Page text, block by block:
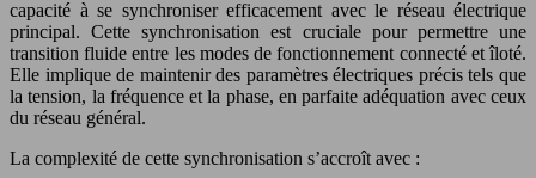
capacité à se synchroniser efficacement avec le réseau électrique
principal. Cette synchronisation est cruciale pour permettre une
transition fluide entre les modes de fonctionnement connecté et îloté.
Elle implique de maintenir des paramètres électriques précis tels que
la tension, la fréquence et la phase, en parfaite adéquation avec ceux
du réseau général.
La complexité de cette synchronisation s’accroît avec :